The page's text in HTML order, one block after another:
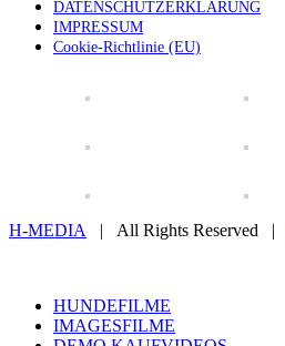
DATENSCHUTZERKLÄRUNG
IMPRESSUM
Cookie-Richtlinie (EU)
H-MEDIA | All Rights Reserved |
Area
HUNDEFILME
IMAGESFILME